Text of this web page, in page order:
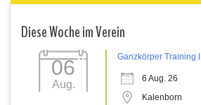
Diese Woche im Verein
06
Aug.
Ganzkörper Training I
6 Aug. 26
Kalenborn